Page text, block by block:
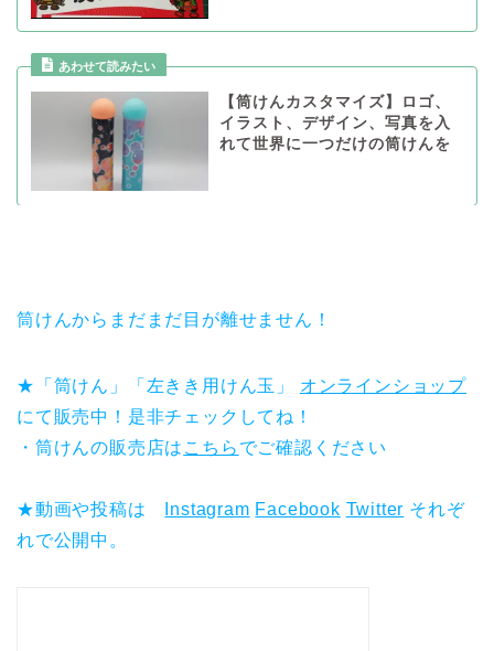
あわせて読みたい
【筒けんカスタマイズ】ロゴ、
イラスト、デザイン、写真を入
れて世界に一つだけの筒けんを
筒けんからまだまだ目が離せません！
★「筒けん」「左きき用けん玉」 オンラインショップ
にて販売中！是非チェックしてね！
・筒けんの販売店は こちら でご確認ください
★動画や投稿は Instagram Facebook Twitter それぞ
れで公開中。